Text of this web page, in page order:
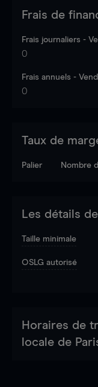
Frais de
Frais journaliers -
0
Frais annuels -
0
Taux de
Palier Nombre
Les détails
Taille minimale
OSLG autorisé
Horaires de
locale de